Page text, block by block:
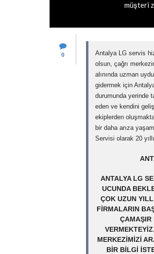
müşteri
0
Antalya LG servis
olsun, çağrı
alınında uzman
gidermek için
durumunda yerinde
eden ve kendini
ekiplerden
bir daha arıza
Servisi olarak 20
ANTALYA LG
UCUNDA
ÇOK UZUN
FIRMALARIN
ÇAMAŞIR
MERKEZIMIZI
BIR BILGI